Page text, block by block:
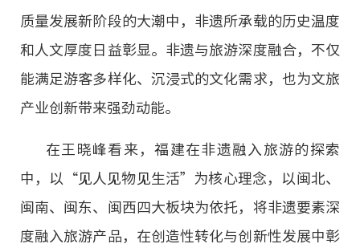
质量发展新阶段的大潮中，非遗所承载的历史温度
和人文厚度日益彰显。非遗与旅游深度融合，不仅
能满足游客多样化、沉浸式的文化需求，也为文旅
产业创新带来强劲动能。
在王晓峰看来，福建在非遗融入旅游的探索
中，以“见人见物见生活”为核心理念，以闽北、
闽南、闽东、闽西四大板块为依托，将非遗要素深
度融入旅游产品，在创造性转化与创新性发展中彰